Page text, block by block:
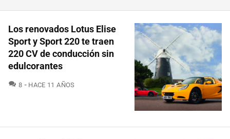
Los renovados Lotus Elise
Sport y Sport 220 te traen
220 CV de conducción sin
edulcorantes
8 COMENTARIOS
HACE 11 AÑOS